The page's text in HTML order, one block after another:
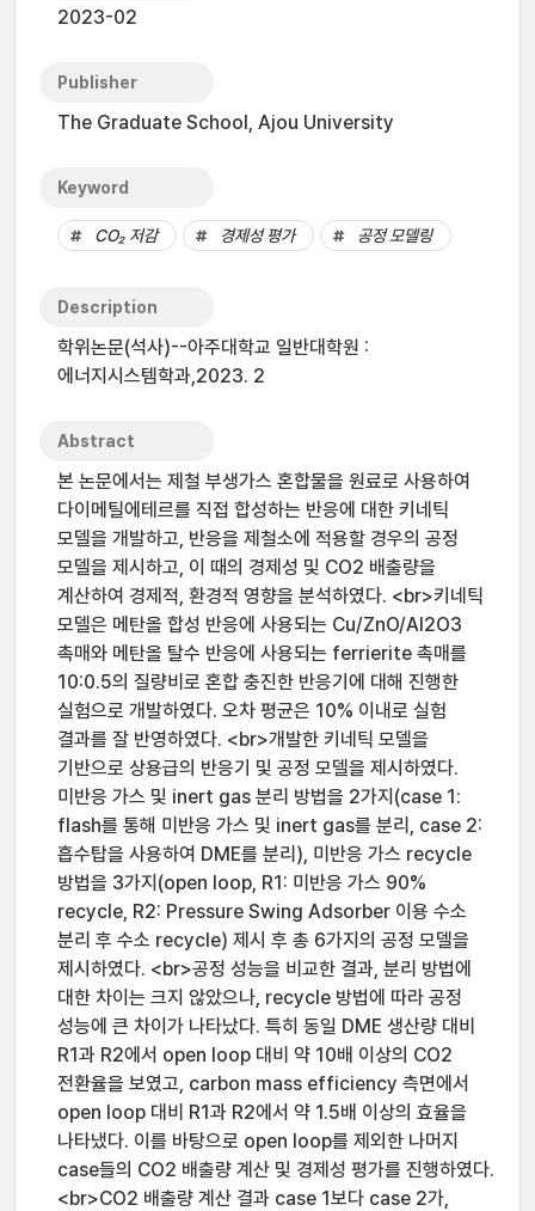
2023-02
Publisher
The Graduate School, Ajou University
Keyword
CO₂ 저감 경제성 평가 공정 모델링
Description
학위논문(석사)--아주대학교 일반대학원 :
에너지시스템학과,2023. 2
Abstract
본 논문에서는 제철 부생가스 혼합물을 원료로 사용하여
다이메틸에테르를 직접 합성하는 반응에 대한 키네틱
모델을 개발하고, 반응을 제철소에 적용할 경우의 공정
모델을 제시하고, 이 때의 경제성 및 CO2 배출량을
계산하여 경제적, 환경적 영향을 분석하였다. <br>키네틱
모델은 메탄올 합성 반응에 사용되는 Cu/ZnO/Al2O3
촉매와 메탄올 탈수 반응에 사용되는 ferrierite 촉매를
10:0.5의 질량비로 혼합 충진한 반응기에 대해 진행한
실험으로 개발하였다. 오차 평균은 10% 이내로 실험
결과를 잘 반영하였다. <br>개발한 키네틱 모델을
기반으로 상용급의 반응기 및 공정 모델을 제시하였다.
미반응 가스 및 inert gas 분리 방법을 2가지(case 1:
flash를 통해 미반응 가스 및 inert gas를 분리, case 2:
흡수탑을 사용하여 DME를 분리), 미반응 가스 recycle
방법을 3가지(open loop, R1: 미반응 가스 90%
recycle, R2: Pressure Swing Adsorber 이용 수소
분리 후 수소 recycle) 제시 후 총 6가지의 공정 모델을
제시하였다. <br>공정 성능을 비교한 결과, 분리 방법에
대한 차이는 크지 않았으나, recycle 방법에 따라 공정
성능에 큰 차이가 나타났다. 특히 동일 DME 생산량 대비
R1과 R2에서 open loop 대비 약 10배 이상의 CO2
전환율을 보였고, carbon mass efficiency 측면에서
open loop 대비 R1과 R2에서 약 1.5배 이상의 효율을
나타냈다. 이를 바탕으로 open loop를 제외한 나머지
case들의 CO2 배출량 계산 및 경제성 평가를 진행하였다.
<br>CO2 배출량 계산 결과 case 1보다 case 2가,